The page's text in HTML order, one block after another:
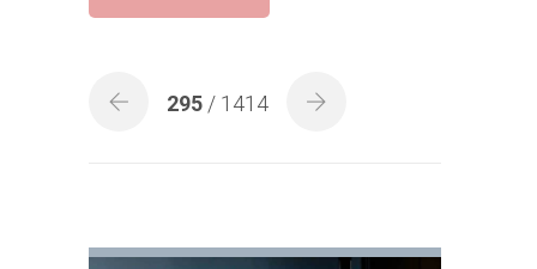
295 / 1414